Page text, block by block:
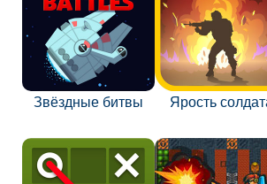
Звёздные битвы Ярость